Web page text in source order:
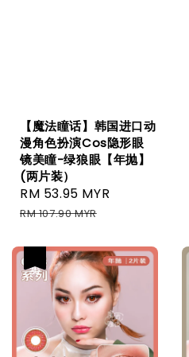
【魔法瞳话】韩国进口动
漫角色扮演Cos隐形眼
镜美瞳-绿狼眼【年抛】
(两片装）
Sale
price
RM 53.95 MYR
RM 107.90 MYR